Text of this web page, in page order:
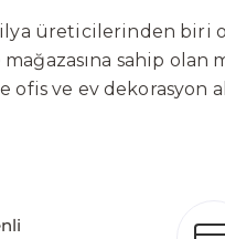
üreticilerinden biri
sahip olan
ofis ve ev
dünya çapında
sürekli
üzerine kurulan
ve Kuzey Afrika